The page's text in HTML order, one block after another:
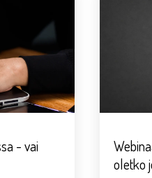
- vai
oletko